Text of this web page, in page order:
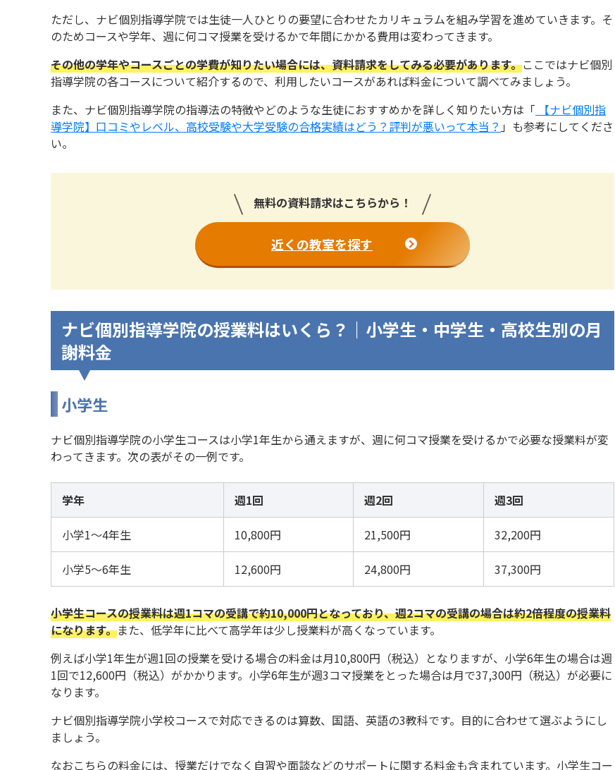
ただし、ナビ個別指導学院では生徒一人ひとりの要望に合わせたカリキュラムを組み学習を進めていきます。そ
のためコースや学年、週に何コマ授業を受けるかで年間にかかる費用は変わってきます。
その他の学年やコースごとの学費が知りたい場合には、資料請求をしてみる必要があります。ここではナビ個別
指導学院の各コースについて紹介するので、利用したいコースがあれば料金について調べてみましょう。
また、ナビ個別指導学院の指導法の特徴やどのような生徒におすすめかを詳しく知りたい方は「 【ナビ個別指
導学院】口コミやレベル、高校受験や大学受験の合格実績はどう？評判が悪いって本当？ 」も参考にしてくださ
い。
無料の資料請求はこちらから！
近くの教室を探す
ナビ個別指導学院の授業料はいくら？｜小学生・中学生・高校生別の月
謝料金
小学生
ナビ個別指導学院の小学生コースは小学1年生から通えますが、週に何コマ授業を受けるかで必要な授業料が変
わってきます。次の表がその一例です。
学年 週1回 週2回 週3回
小学1～4年生 10,800円 21,500円 32,200円
小学5～6年生 12,600円 24,800円 37,300円
小学生コースの授業料は週1コマの受講で約10,000円となっており、週2コマの受講の場合は約2倍程度の授業料
になります。また、低学年に比べて高学年は少し授業料が高くなっています。
例えば小学1年生が週1回の授業を受ける場合の料金は月10,800円（税込）となりますが、小学6年生の場合は週
1回で12,600円（税込）がかかります。小学6年生が週3コマ授業をとった場合は月で37,300円（税込）が必要に
なります。
ナビ個別指導学院小学校コースで対応できるのは算数、国語、英語の3教科です。目的に合わせて選ぶようにし
ましょう。
なおこちらの料金には、授業だけでなく自習や面談などのサポートに関する料金も含まれています。小学生コー